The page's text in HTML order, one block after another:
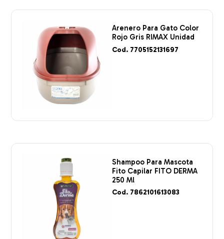
Arenero Para Gato Color
Rojo Gris RIMAX Unidad
Cod. 7705152131697
Shampoo Para Mascota
Fito Capilar FITO DERMA
250 Ml
Cod. 7862101613083